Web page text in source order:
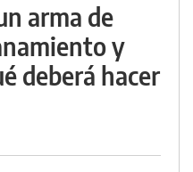
arma de
y
deberá hacer